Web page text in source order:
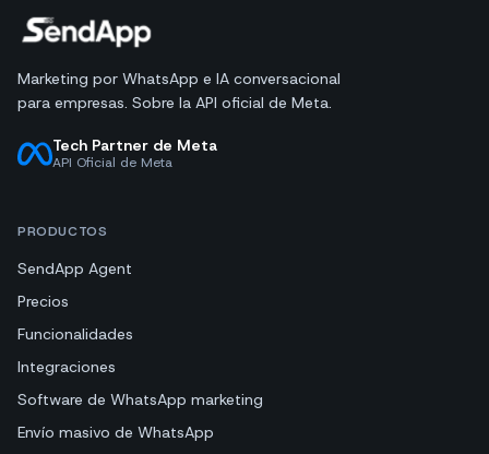
Marketing por WhatsApp e IA conversacional
para empresas. Sobre la API oficial de Meta.
Tech Partner de Meta
API Oficial de Meta
PRODUCTOS
SendApp Agent
Precios
Funcionalidades
Integraciones
Software de WhatsApp marketing
Envío masivo de WhatsApp